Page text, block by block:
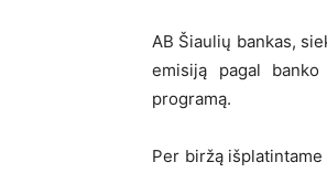
AB Šiaulių bankas,
emisiją pagal
programą.
Per biržą